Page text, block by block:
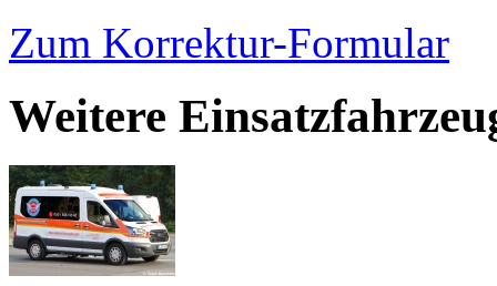
Zum Korrektur-Formular
Weitere